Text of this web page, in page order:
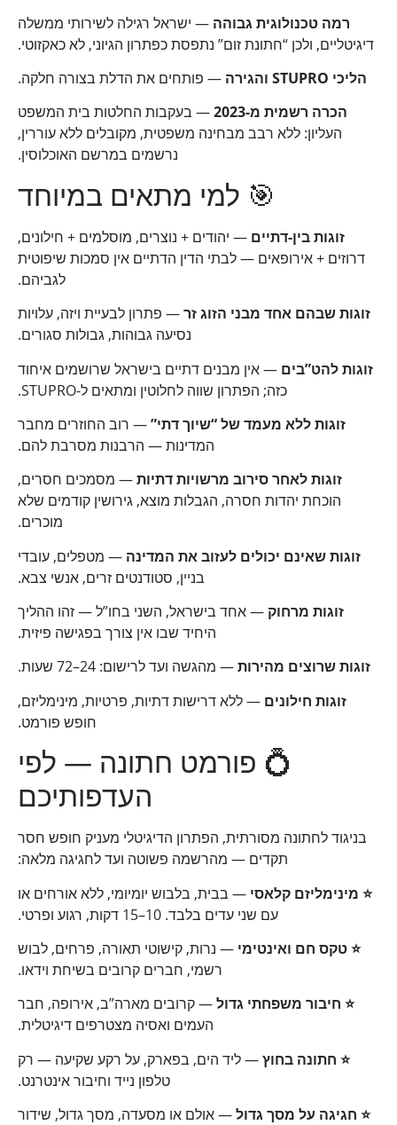
רמה טכנולוגית גבוהה — ישראל רגילה לשירותי ממשלה
דיגיטליים, ולכן “חתונת זום” נתפסת כפתרון הגיוני, לא כאקזוטי.
הליכי STUPRO והגירה
— פותחים את הדלת בצורה חלקה.
הכרה רשמית מ-2023
— בעקבות החלטות בית המשפט
העליון: ללא רבב מבחינה משפטית, מקובלים ללא עוררין,
נרשמים במרשם האוכלוסין.
🎯 למי מתאים במיוחד
זוגות בין-דתיים — יהודים + נוצרים, מוסלמים + חילונים,
דרוזים + אירופאים — לבתי הדין הדתיים אין סמכות שיפוטית
לגביהם.
זוגות שבהם אחד מבני הזוג זר— פתרון לבעיית ויזה, עלויות
נסיעה גבוהות, גבולות סגורים.
זוגות להט”בים — אין מבנים דתיים בישראל שרושמים איחוד
כזה; הפתרון שווה לחלוטין ומתאים ל-STUPRO.
זוגות ללא מעמד של “שיוך דתי”— רוב החוזרים מחבר
המדינות — הרבנות מסרבת להם.
זוגות לאחר סירוב מרשויות דתיות— מסמכים חסרים,
הוכחת יהדות חסרה, הגבלות מוצא, גירושין קודמים שלא
מוכרים.
זוגות שאינם יכולים לעזוב את המדינה — מטפלים, עובדי
בניין, סטודנטים זרים, אנשי צבא.
זוגות מרחוק — אחד בישראל, השני בחו”ל — זהו ההליך
היחיד שבו אין צורך בפגישה פיזית.
זוגות שרוצים מהירות— מהגשה ועד לרישום: 24–72 שעות.
זוגות חילונים — ללא דרישות דתיות, פרטיות, מינימליזם,
חופש פורמט.
💍 פורמט חתונה — לפי
העדפותיכם
בניגוד לחתונה מסורתית, הפתרון הדיגיטלי מעניק חופש חסר
תקדים — מהרשמה פשוטה ועד לחגיגה מלאה:
⭐ מינימליזם קלאסי — בבית, בלבוש יומיומי, ללא אורחים או
עם שני עדים בלבד. 10–15 דקות, רגוע ופרטי.
⭐ טקס חם ואינטימי — נרות, קישוטי תאורה, פרחים, לבוש
רשמי, חברים קרובים בשיחת וידאו.
⭐ חיבור משפחתי גדול— קרובים מארה”ב, אירופה, חבר
העמים ואסיה מצטרפים דיגיטלית.
⭐ חתונה בחוץ— ליד הים, בפארק, על רקע שקיעה — רק
טלפון נייד וחיבור אינטרנט.
⭐ חגיגה על מסך גדול— אולם או מסעדה, מסך גדול, שידור